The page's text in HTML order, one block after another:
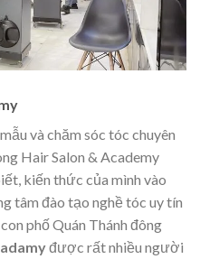
và chăm sóc tóc chuyên
Hair Salon & Academy
kiến thức của mình vào
tâm đào tạo nghề tóc uy tín
phố Quán Thánh đông
được rất nhiều người